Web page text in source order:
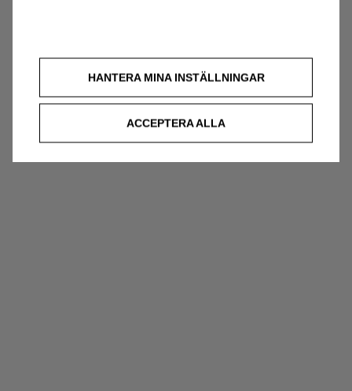
HANTERA MINA INSTÄLLNINGAR
ACCEPTERA ALLA